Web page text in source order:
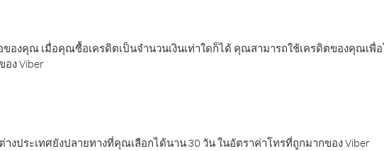
ของคุณ เมื่อคุณซื้อเครดิตเป็นจำนวนเงินเท่าใดก็ได้ คุณสามารถใช้เครดิตของคุณเพื่
ง Viber
งประเทศยังปลายทางที่คุณเลือกได้นาน 30 วัน ในอัตราค่าโทรที่ถูกมากของ Viber